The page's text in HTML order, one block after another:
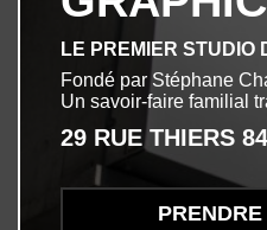
LE PREMIER STUDIO
Fondé par Stéphane
Un savoir-faire familial
29 RUE THIERS